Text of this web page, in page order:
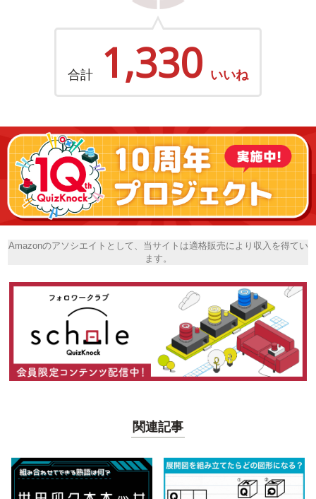
合計 1,330 いいね
Amazonのアソシエイトとして、当サイトは適格販売により収入を得てい
ます。
関連記事